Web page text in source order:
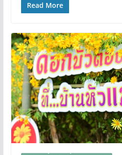
Read More